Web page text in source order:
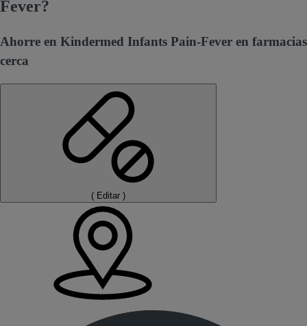
Fever?
Ahorre en Kindermed Infants Pain-Fever en farmacias
cerca
( Editar )